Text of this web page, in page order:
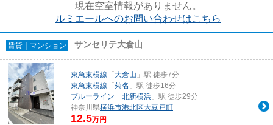
現在空室情報がありません。
ルミエールへのお問い合わせはこちら
賃貸｜マンション サンセリテ大倉山
東急東横線 「 大倉山 」駅 徒歩7分
東急東横線 「 菊名 」駅 徒歩16分
ブルーライン 「 北新横浜 」駅 徒歩29分
神奈川県横浜市港北区大豆戸町
12.5万円